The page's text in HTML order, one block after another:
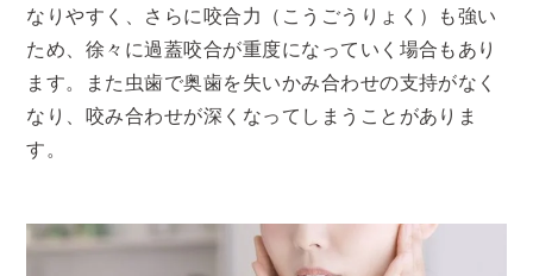
なりやすく、さらに咬合力（こうごうりょく）も強い
ため、徐々に過蓋咬合が重度になっていく場合もあり
ます。また虫歯で奥歯を失いかみ合わせの支持がなく
なり、咬み合わせが深くなってしまうことがありま
す。